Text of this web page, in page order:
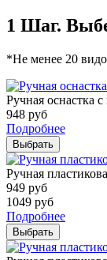
1 Шаг.
*Не менее 20
Ручная оснастка
948 руб
Подробнее
Выбрать
Ручная
949 руб
1049 руб
Подробнее
Выбрать